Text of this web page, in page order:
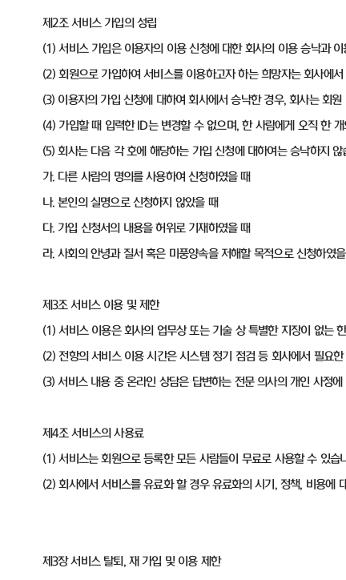
제2조 서비스 가입의 성립
(1) 서비스 가입은 이용자의 이용 신청에 대한 회사의 이용 승낙과
(2) 회원으로 가입하여 서비스를 이용하고자 하는 희망자는 회사에
(3) 이용자의 가입 신청에 대하여 회사에서 승낙한 경우, 회사는 회
(4) 가입할 때 입력한 ID는 변경할 수 없으며, 한 사람에게 오직 한
(5) 회사는 다음 각 호에 해당하는 가입 신청에 대하여는 승낙하지 않
가. 다른 사람의 명의를 사용하여 신청하였을 때
나. 본인의 실명으로 신청하지 않았을 때
다. 가입 신청서의 내용을 허위로 기재하였을 때
라. 사회의 안녕과 질서 혹은 미풍양속을 저해할 목적으로 신청하였
제3조 서비스 이용 및 제한
(1) 서비스 이용은 회사의 업무상 또는 기술 상 특별한 지장이 없는
(2) 전항의 서비스 이용 시간은 시스템 정기 점검 등 회사에서 필요
(3) 서비스 내용 중 온라인 상담은 답변하는 전문 의사의 개인 사정
제4조 서비스의 사용료
(1) 서비스는 회원으로 등록한 모든 사람들이 무료로 사용할 수 있습
(2) 회사에서 서비스를 유료화 할 경우 유료화의 시기, 정책, 비용에
제3장 서비스 탈퇴, 재 가입 및 이용 제한